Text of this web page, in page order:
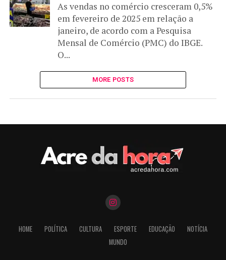
As vendas no comércio cresceram 0,5%
em fevereiro de 2025 em relação a
janeiro, de acordo com a Pesquisa
Mensal de Comércio (PMC) do IBGE.
O...
MORE POSTS
HOME POLÍTICA CULTURA ESPORTE EDUCAÇÃO
NOTÍCIA
MUNDO